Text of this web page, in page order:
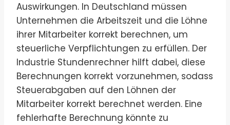
Auswirkungen. In Deutschland müssen
Unternehmen die Arbeitszeit und die Löhne
ihrer Mitarbeiter korrekt berechnen, um
steuerliche Verpflichtungen zu erfüllen. Der
Industrie Stundenrechner hilft dabei, diese
Berechnungen korrekt vorzunehmen, sodass
Steuerabgaben auf den Löhnen der
Mitarbeiter korrekt berechnet werden. Eine
fehlerhafte Berechnung könnte zu